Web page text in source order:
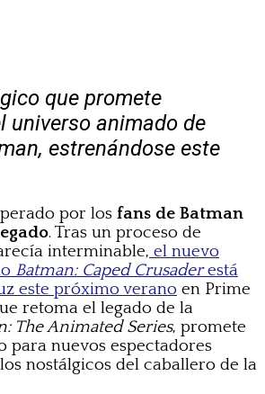
que promete
universo animado de
estrenándose este
por los fans de Batman
. Tras un proceso de
interminable, el nuevo
Batman: Caped Crusaderestá
este próximo verano en Prime
retoma el legado de la
The Animated Series, promete
para nuevos espectadores
nostálgicos del caballero de la